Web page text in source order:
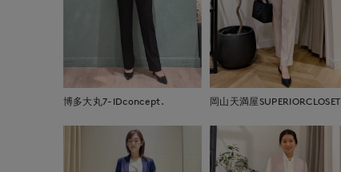
博多大丸7-IDconcept. 岡山天満屋SUPERIORCLOSET